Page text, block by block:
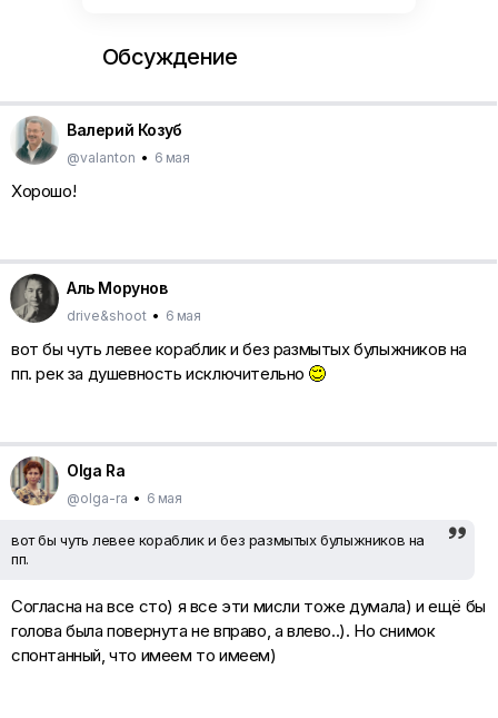
Обсуждение
Валерий Козуб
@valanton • 6 мая
Хорошо!
Аль Морунов
drive&shoot • 6 мая
вот бы чуть левее кораблик и без размытых булыжников на
пп. рек за душевность исключительно
Olga Ra
@olga-ra • 6 мая
вот бы чуть левее кораблик и без размытых булыжников на
пп.
Согласна на все сто) я все эти мисли тоже думала) и ещё бы
голова была повернута не вправо, а влево..). Но снимок
спонтанный, что имеем то имеем)